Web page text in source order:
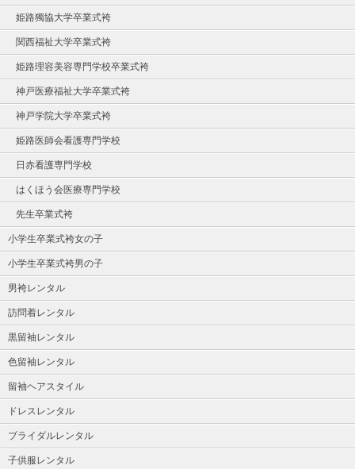
姫路獨協大学卒業式袴
関西福祉大学卒業式袴
姫路理容美容専門学校卒業式袴
神戸医療福祉大学卒業式袴
神戸学院大学卒業式袴
姫路医師会看護専門学校
日赤看護専門学校
はくほう会医療専門学校
先生卒業式袴
小学生卒業式袴女の子
小学生卒業式袴男の子
男袴レンタル
訪問着レンタル
黒留袖レンタル
色留袖レンタル
留袖ヘアスタイル
ドレスレンタル
ブライダルレンタル
子供服レンタル